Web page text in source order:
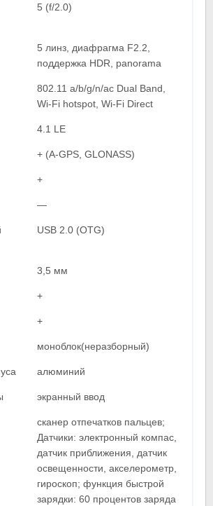
5 (f/2.0)
5 линз, диафрагма F2.2,
поддержка HDR, panorama
802.11 a/b/g/n/ac Dual Band,
Wi-Fi hotspot, Wi-Fi Direct
4.1 LE
+ (A-GPS, GLONASS)
+
—
USB 2.0 (OTG)
3,5 мм
+
+
моноблок(неразборный)
алюминий
экранный ввод
сканер отпечатков пальцев;
Датчики: электронный компас,
датчик приближения, датчик
освещенности, акселерометр,
гироскоп; функция быстрой
зарядки: 60 процентов заряда